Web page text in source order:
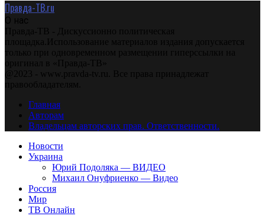
Правда-ТВ.ru
О нас
Правда-ТВ - Дискуссионно политическая
площадка.Использование материалов издания допускается
только при одновременном размещении гиперссылки на
оригинал в «Правда-ТВ»
@2023 - www.pravda-tv.ru. Все права принадлежат
правообладателям.
Главная
Авторам
Владельцам авторских прав. Ответственности.
Новости
Украина
Юрий Подоляка — ВИДЕО
Михаил Онуфриенко — Видео
Россия
Мир
ТВ Онлайн